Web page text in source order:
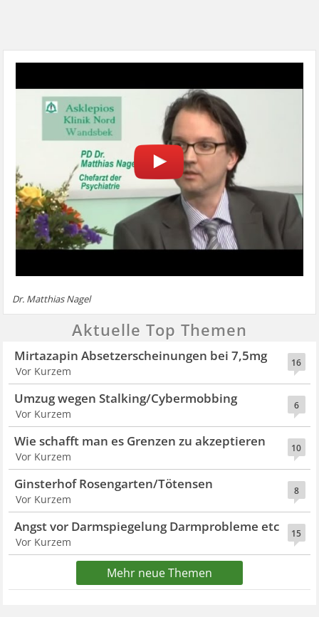
Dr. Matthias Nagel
Aktuelle Top Themen
16
Mirtazapin Absetzerscheinungen bei 7,5mg
Vor Kurzem
6
Umzug wegen Stalking/Cybermobbing
Vor Kurzem
10
Wie schafft man es Grenzen zu akzeptieren
Vor Kurzem
8
Ginsterhof Rosengarten/Tötensen
Vor Kurzem
15
Angst vor Darmspiegelung Darmprobleme etc
Vor Kurzem
Mehr neue Themen